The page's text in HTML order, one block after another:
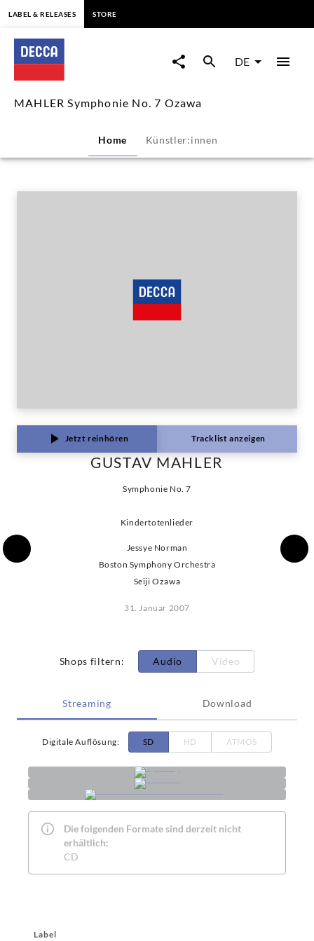
MAHLER
Symphonie
No.
Ozawa
LABEL & RELEASES STORE
DE
MAHLER Symphonie No. 7 Ozawa
Home Künstler:innen
Jetzt reinhören Tracklist anzeigen
GUSTAV MAHLER
Symphonie No. 7
Kindertotenlieder
Jessye Norman
Boston Symphony Orchestra
Seiji Ozawa
31. Januar 2007
Shops filtern: Audio Video
Streaming Download
Digitale Auflösung: SD HD ATMOS
Die folgenden Formate sind derzeit nicht
erhältlich:
CD
Label